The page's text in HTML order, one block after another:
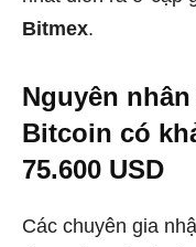
Bitmex.
Nguyên
Bitcoin có
75.600 USD
Các chuyên gia